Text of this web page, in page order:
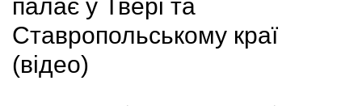
палає у Твері та
Ставропольському краї
(відео)